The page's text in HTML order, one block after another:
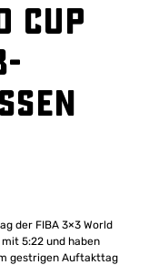
Cup
der FIBA 3×3 World
5:22 und haben
gestrigen Auftakttag